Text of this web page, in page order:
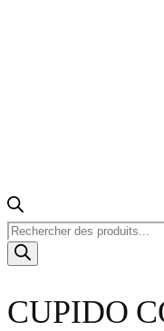
Recherche
de
CUPIDO